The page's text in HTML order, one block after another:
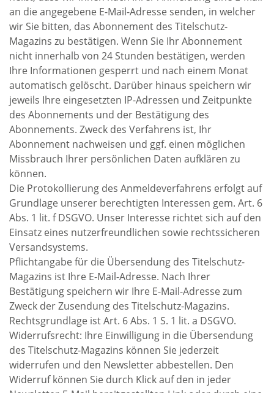
an die angegebene E-Mail-Adresse senden, in welcher
wir Sie bitten, das Abonnement des Titelschutz-
Magazins zu bestätigen. Wenn Sie Ihr Abonnement
nicht innerhalb von 24 Stunden bestätigen, werden
Ihre Informationen gesperrt und nach einem Monat
automatisch gelöscht. Darüber hinaus speichern wir
jeweils Ihre eingesetzten IP-Adressen und Zeitpunkte
des Abonnements und der Bestätigung des
Abonnements. Zweck des Verfahrens ist, Ihr
Abonnement nachweisen und ggf. einen möglichen
Missbrauch Ihrer persönlichen Daten aufklären zu
können.
Die Protokollierung des Anmeldeverfahrens erfolgt auf
Grundlage unserer berechtigten Interessen gem. Art. 6
Abs. 1 lit. f DSGVO. Unser Interesse richtet sich auf den
Einsatz eines nutzerfreundlichen sowie rechtssicheren
Versandsystems.
Pflichtangabe für die Übersendung des Titelschutz-
Magazins ist Ihre E-Mail-Adresse. Nach Ihrer
Bestätigung speichern wir Ihre E-Mail-Adresse zum
Zweck der Zusendung des Titelschutz-Magazins.
Rechtsgrundlage ist Art. 6 Abs. 1 S. 1 lit. a DSGVO.
Widerrufsrecht: Ihre Einwilligung in die Übersendung
des Titelschutz-Magazins können Sie jederzeit
widerrufen und den Newsletter abbestellen. Den
Widerruf können Sie durch Klick auf den in jeder